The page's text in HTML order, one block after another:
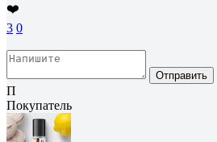
❤️
3 0
Отправить
П
Покупатель